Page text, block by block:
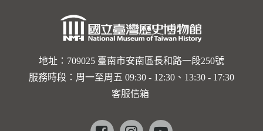
勒大地之
歌]【對
世界與生
命的依戀
馬勒大地
地址：709025 臺南市安南區長和路一段250號
服務時段：周一至周五 09:30 - 12:30、13:30 - 17:30
客服信箱
Facebookinstagramyoutube